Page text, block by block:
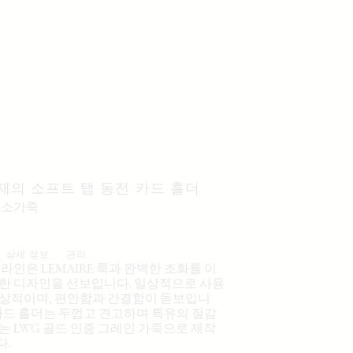
의 소프트 탭 동전 카드 홀더
소가죽
라인은 LEMAIRE 룩과 완벽한 조화를 이
디자인을 선보입니다. 일상적으로 사용
적이며, 편안함과 간결함이 돋보입니
드 홀더는 두껍고 견고하며 특유의 질감
LWG 골드 인증 그레인 가죽으로 제작
.